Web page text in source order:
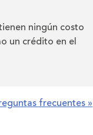
ningún costo
un crédito en el
frecuentes »